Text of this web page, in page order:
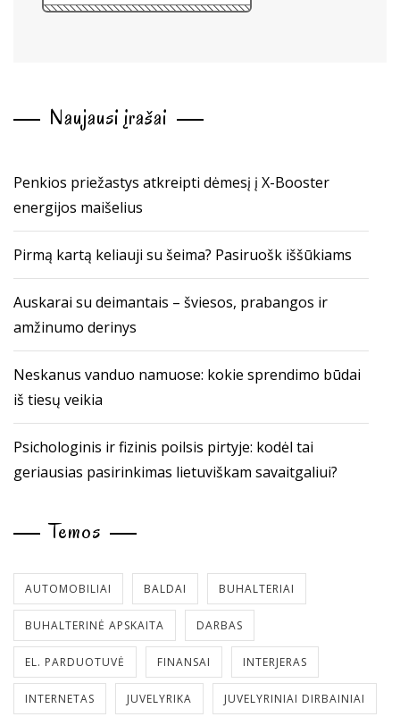
Naujausi įrašai
Penkios priežastys atkreipti dėmesį į X-Booster
energijos maišelius
Pirmą kartą keliauji su šeima? Pasiruošk iššūkiams
Auskarai su deimantais – šviesos, prabangos ir
amžinumo derinys
Neskanus vanduo namuose: kokie sprendimo būdai
iš tiesų veikia
Psichologinis ir fizinis poilsis pirtyje: kodėl tai
geriausias pasirinkimas lietuviškam savaitgaliui?
Temos
AUTOMOBILIAI BALDAI BUHALTERIAI
BUHALTERINĖ APSKAITA DARBAS
EL. PARDUOTUVĖ FINANSAI INTERJERAS
INTERNETAS JUVELYRIKA JUVELYRINIAI DIRBAINIAI